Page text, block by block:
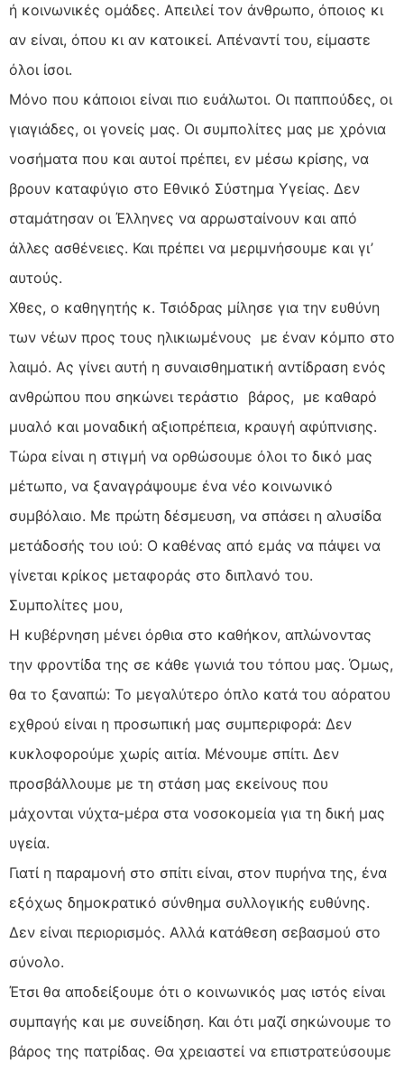
ή κοινωνικές ομάδες. Απειλεί τον άνθρωπο, όποιος κι
αν είναι, όπου κι αν κατοικεί. Απέναντί του, είμαστε
όλοι ίσοι.
Μόνο που κάποιοι είναι πιο ευάλωτοι. Οι παππούδες, οι
γιαγιάδες, οι γονείς μας. Οι συμπολίτες μας με χρόνια
νοσήματα που και αυτοί πρέπει, εν μέσω κρίσης, να
βρουν καταφύγιο στο Εθνικό Σύστημα Υγείας. Δεν
σταμάτησαν οι Έλληνες να αρρωσταίνουν και από
άλλες ασθένειες. Και πρέπει να μεριμνήσουμε και γι’
αυτούς.
Χθες, ο καθηγητής κ. Τσιόδρας μίλησε για την ευθύνη
των νέων προς τους ηλικιωμένους με έναν κόμπο στο
λαιμό. Ας γίνει αυτή η συναισθηματική αντίδραση ενός
ανθρώπου που σηκώνει τεράστιο βάρος, με καθαρό
μυαλό και μοναδική αξιοπρέπεια, κραυγή αφύπνισης.
Τώρα είναι η στιγμή να ορθώσουμε όλοι το δικό μας
μέτωπο, να ξαναγράψουμε ένα νέο κοινωνικό
συμβόλαιο. Με πρώτη δέσμευση, να σπάσει η αλυσίδα
μετάδοσής του ιού: Ο καθένας από εμάς να πάψει να
γίνεται κρίκος μεταφοράς στο διπλανό του.
Συμπολίτες μου,
Η κυβέρνηση μένει όρθια στο καθήκον, απλώνοντας
την φροντίδα της σε κάθε γωνιά του τόπου μας. Όμως,
θα το ξαναπώ: Το μεγαλύτερο όπλο κατά του αόρατου
εχθρού είναι η προσωπική μας συμπεριφορά: Δεν
κυκλοφορούμε χωρίς αιτία. Μένουμε σπίτι. Δεν
προσβάλλουμε με τη στάση μας εκείνους που
μάχονται νύχτα-μέρα στα νοσοκομεία για τη δική μας
υγεία.
Γιατί η παραμονή στο σπίτι είναι, στον πυρήνα της, ένα
εξόχως δημοκρατικό σύνθημα συλλογικής ευθύνης.
Δεν είναι περιορισμός. Αλλά κατάθεση σεβασμού στο
σύνολο.
Έτσι θα αποδείξουμε ότι ο κοινωνικός μας ιστός είναι
συμπαγής και με συνείδηση. Και ότι μαζί σηκώνουμε το
βάρος της πατρίδας. Θα χρειαστεί να επιστρατεύσουμε